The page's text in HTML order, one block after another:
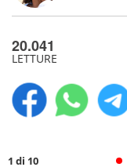
20.041
LETTURE
1 di 10